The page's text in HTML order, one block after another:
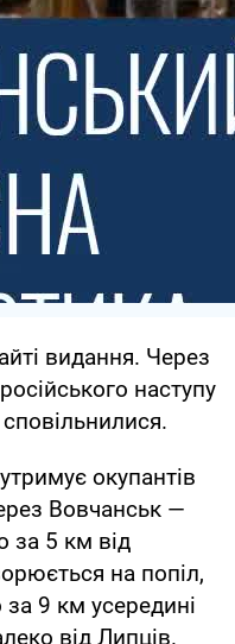
видання. Через
наступу
окупантів
Вовчанськ —
за 5 км від
на попіл,
9 км усередині
від Липців.